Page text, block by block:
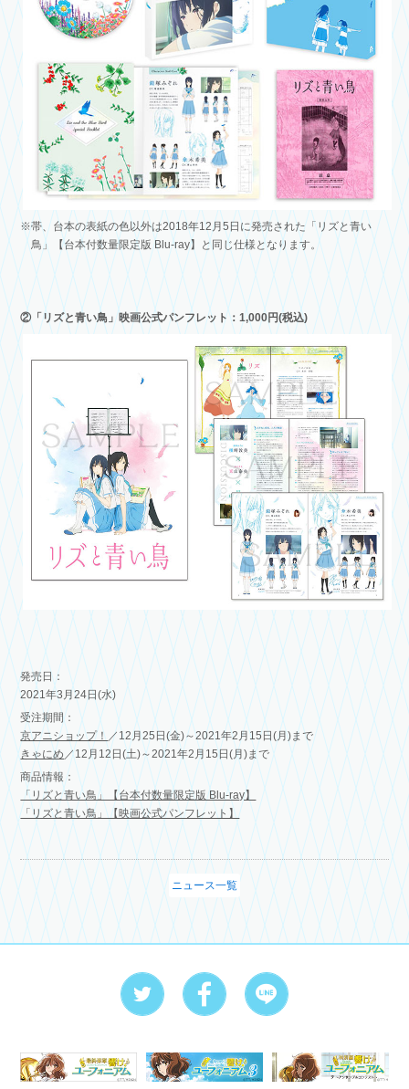
※帯、台本の表紙の色以外は2018年12月5日に発売された「リズと青い
鳥」【台本付数量限定版 Blu-ray】と同じ仕様となります。
②「リズと青い鳥」映画公式パンフレット：1,000円(税込)
発売日：
2021年3月24日(水)
受注期間：
京アニショップ！ ／12月25日(金)～2021年2月15日(月)まで
きゃにめ ／12月12日(土)～2021年2月15日(月)まで
商品情報：
「リズと青い鳥」【台本付数量限定版 Blu-ray】
「リズと青い鳥」【映画公式パンフレット】
ニュース一覧